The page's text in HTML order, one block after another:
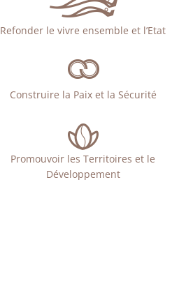
Refonder le vivre ensemble et l’Etat
Construire la Paix et la Sécurité
Promouvoir les Territoires et le
Développement